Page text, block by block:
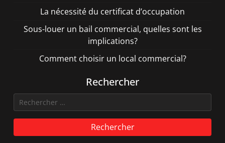
La nécessité du certificat d’occupation
Sous-louer un bail commercial, quelles sont les
implications?
Comment choisir un local commercial?
Rechercher
Rechercher